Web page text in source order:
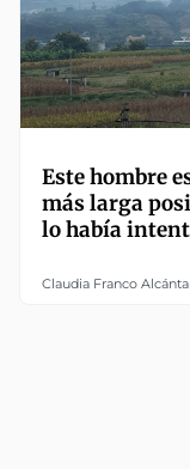
Este hombre
más larga
lo había
Claudia Franco